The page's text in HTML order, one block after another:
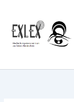
springen